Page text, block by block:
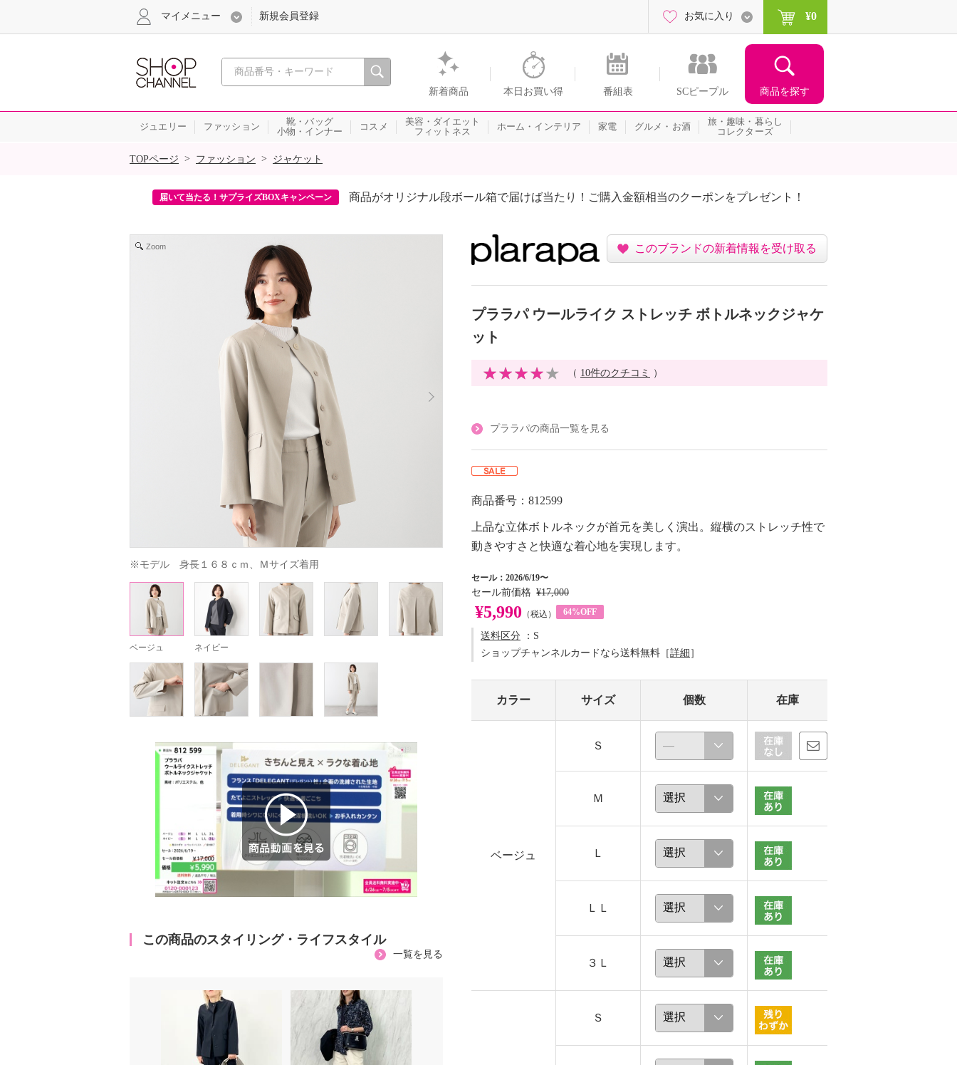
心おどる、瞬間を。通販・テレビショッピングのショップチャンネル
新着商品 本日お買い得 番組表 SCピープル 商品を探す
マイメニュー 新規会員登録 お気に入り ¥0
ジュエリー ファッション
靴・バッグ
小物・インナー
コスメ
美容・ダイエット
フィットネス
ホーム・インテリア 家電 グルメ・お酒
旅・趣味・暮らし
コレクターズ
SALE
TOPページ > ファッション > ジャケット
届いて当たる！サプライズBOXキャンペーン 商品がオリジナル段ボール箱で届けば当たり！ご購入金額相当のクーポンをプレゼント！
Zoom
※モデル　身長１６８ｃｍ、Ｍサイズ着用
ベージュ ネイビー
商品動画を見る
この商品のスタイリング・ライフスタイル
一覧を見る
このブランドの新着情報を受け取る
プララパ ウールライク ストレッチ ボトルネックジャケ
ット
（ 10件のクチコミ ）
プララパの商品一覧を見る
商品番号：812599
上品な立体ボトルネックが首元を美しく演出。縦横のストレッチ性で
動きやすさと快適な着心地を実現します。
セール：2026/6/19〜
セール前価格 ¥17,000
¥5,990 （税込） 64%OFF
送料区分 ：S
ショップチャンネルカードなら送料無料［詳細 ］
カラー サイズ 個数 在庫
ベージュ
Ｓ
Ｍ
Ｌ
ＬＬ
３Ｌ
Ｓ